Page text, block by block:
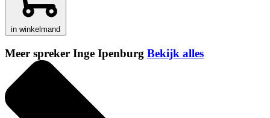
in winkelmand
Meer spreker Inge Ipenburg Bekijk alles